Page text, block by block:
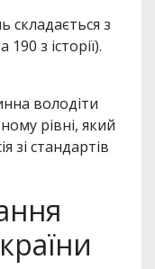
складається з
з історії).
володіти
рівні, який
зі стандартів